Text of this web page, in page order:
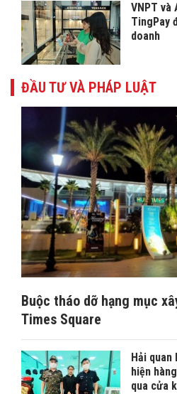
VNPT và
TingPay
doanh
ĐẦU TƯ VÀ PHÁP LUẬT
Buộc tháo dỡ hạng mục
Times Square
Hải
hiện
qua cửa